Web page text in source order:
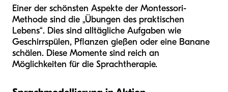
Einer der schönsten Aspekte der Montessori-
Methode sind die „Übungen des praktischen
Lebens“. Dies sind alltägliche Aufgaben wie
Geschirrspülen, Pflanzen gießen oder eine Banane
schälen. Diese Momente sind reich an
Möglichkeiten für die Sprachtherapie.